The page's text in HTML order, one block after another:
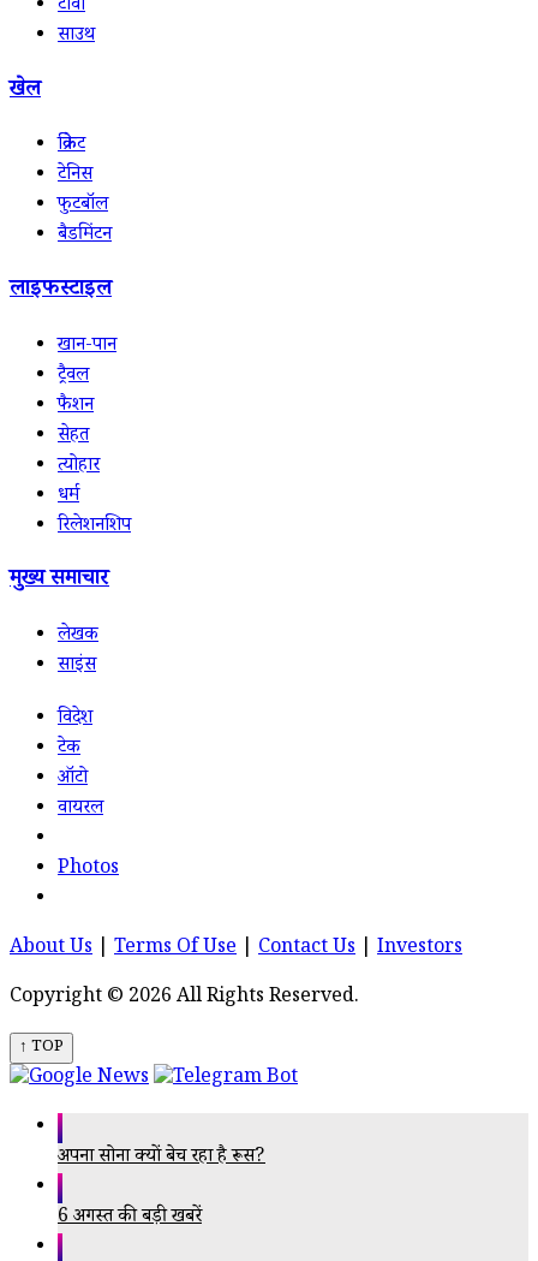
टीवी
साउथ
खेल
क्रिकेट
टेनिस
फुटबॉल
बैडमिंटन
लाइफस्टाइल
खान-पान
ट्रैवल
फैशन
सेहत
त्योहार
धर्म
रिलेशनशिप
मुख्य समाचार
लेखक
साइंस
विदेश
टेक
ऑटो
वायरल
Photos
About Us Terms Of Use Contact Us
Investors
Copyright © 2026 All Rights Reserved.
↑ TOP
अपना सोना क्यों बेच रहा है रूस?
6 अगस्त की बड़ी खबरें